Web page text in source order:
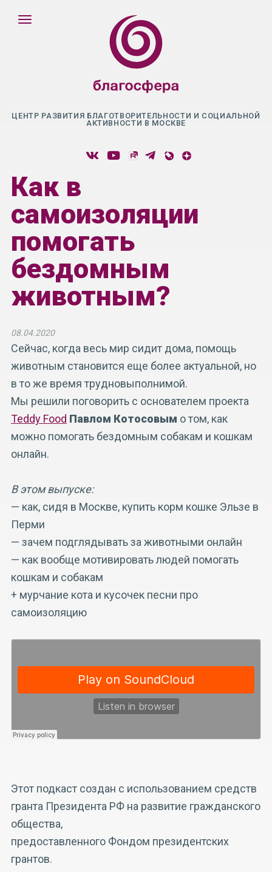
ЦЕНТР РАЗВИТИЯ БЛАГОТВОРИТЕЛЬНОСТИ И СОЦИАЛЬНОЙ
АКТИВНОСТИ В МОСКВЕ
Как в
самоизоляции
помогать
бездомным
животным?
08.04.2020
Сейчас, когда весь мир сидит дома, помощь
животным становится еще более актуальной, но
в то же время трудновыполнимой.
Мы решили поговорить с основателем проекта
Teddy Food Павлом Котосовым о том, как
можно помогать бездомным собакам и кошкам
онлайн.
В этом выпуске:
— как, сидя в Москве, купить корм кошке Эльзе в
Перми
— зачем подглядывать за животными онлайн
— как вообще мотивировать людей помогать
кошкам и собакам
+ мурчание кота и кусочек песни про
самоизоляцию
Этот подкаст создан с использованием средств
гранта Президента РФ на развитие гражданского
общества,
предоставленного Фондом президентских
грантов.